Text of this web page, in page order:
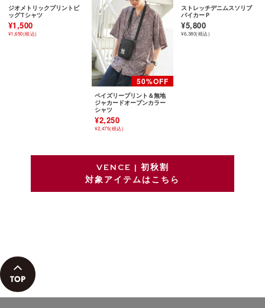
ジオメトリックプリントビ
ッグTシャツ
¥1,500
¥1,650(税込)
ペイズリープリント＆無地
ジャカードオープンカラー
シャツ
¥2,250
¥2,475(税込)
ストレッチデニムスソリブ
バイカーＰ
¥5,800
¥6,380(税込)
VENCE | 初秋割
対象アイテムはこちら